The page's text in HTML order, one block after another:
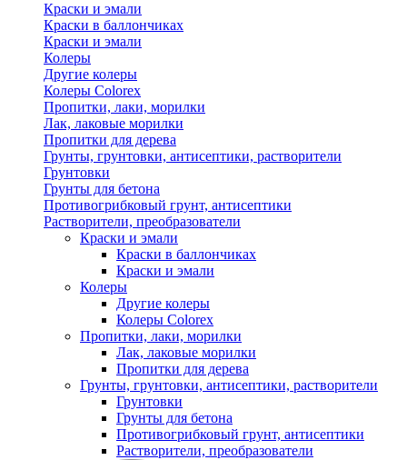
Краски и эмали
Краски в баллончиках
Краски и эмали
Колеры
Другие колеры
Колеры Colorex
Пропитки, лаки, морилки
Лак, лаковые морилки
Пропитки для дерева
Грунты, грунтовки, антисептики, растворители
Грунтовки
Грунты для бетона
Противогрибковый грунт, антисептики
Растворители, преобразователи
Краски и эмали
Краски в баллончиках
Краски и эмали
Колеры
Другие колеры
Колеры Colorex
Пропитки, лаки, морилки
Лак, лаковые морилки
Пропитки для дерева
Грунты, грунтовки, антисептики, растворители
Грунтовки
Грунты для бетона
Противогрибковый грунт, антисептики
Растворители, преобразователи